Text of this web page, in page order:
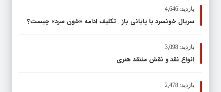
بازدید: 4,646
سریال خونسرد با پایانی باز . تکلیف ادامه «خون سرد» چیست؟
بازدید: 3,098
انواع نقد و نقش منتقد هنری
بازدید: 2,478